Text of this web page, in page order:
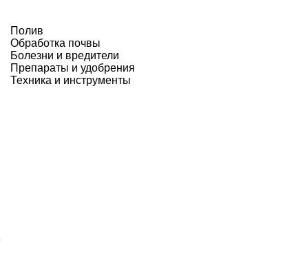
Полив
Обработка почвы
Болезни и вредители
Препараты и удобрения
Техника и инструменты